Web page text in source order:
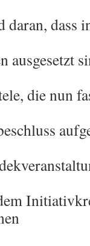
dass
ausgesetzt
die nun